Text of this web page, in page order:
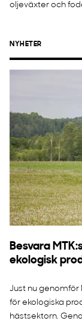
oljeväxter och
NYHETER
Besvara
ekologisk
Just nu genomför
för ekologiska
hästsektorn.